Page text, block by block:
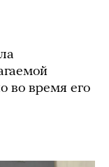
во время его